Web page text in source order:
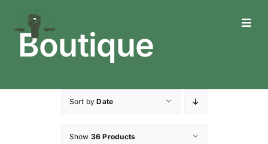
content
Who We Are
What We Do
What’s Happening
Boutique
Sort byDate
Show 36 Products